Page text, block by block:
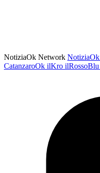
NotiziaOk Network NotiziaOk
CatanzaroOk ilKro ilRossoBlu